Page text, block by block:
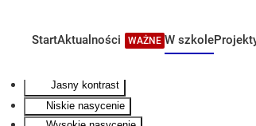
Monochromatyczny
Jasny kontrast
Niskie nasycenie
Skip to main content
StartAktualności WAŻNE W szkole